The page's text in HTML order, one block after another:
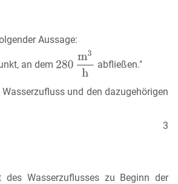
Aussage:
an dem abfließen."
und den dazugehörigen
3
des Wasserzuflusses zu Beginn der